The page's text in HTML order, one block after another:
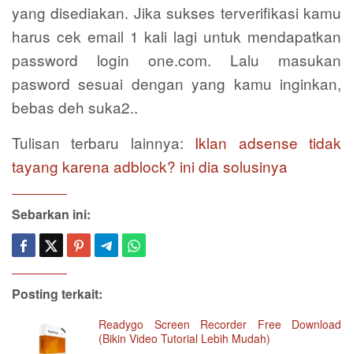
yang disediakan. Jika sukses terverifikasi kamu
harus cek email 1 kali lagi untuk mendapatkan
password login one.com. Lalu masukan
pasword sesuai dengan yang kamu inginkan,
bebas deh suka2..
Tulisan terbaru lainnya: Iklan adsense tidak
tayang karena adblock? ini dia solusinya
Sebarkan ini:
Posting terkait:
Readygo Screen Recorder Free Download
(Bikin Video Tutorial Lebih Mudah)